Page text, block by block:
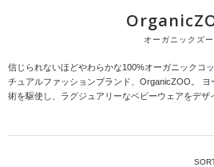
オーガニックズー
信じられないほどやわらかな100%オーガニックコ
チュアルファッションブランド、OrganicZOO。
ヨ
術を駆使し、ラグジュアリーなベビーウェアをデザ